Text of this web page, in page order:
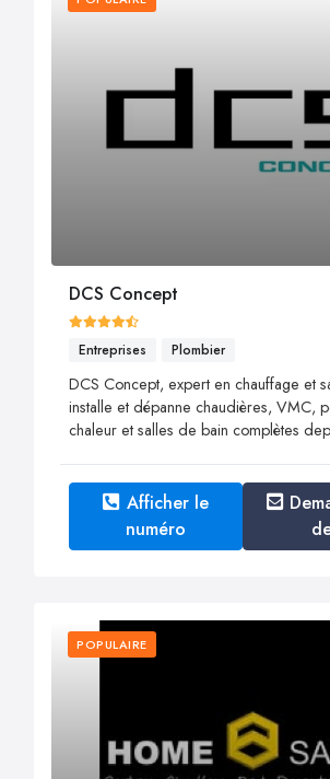
DCS Concept
Entreprises Plombier
DCS Concept, expert en chauffage et
installe et dépanne chaudières, VMC,
chaleur et salles de bain complètes
Afficher le
numéro
POPULAIRE